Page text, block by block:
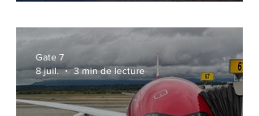
Gate 7
8 juil.
3 min de lecture